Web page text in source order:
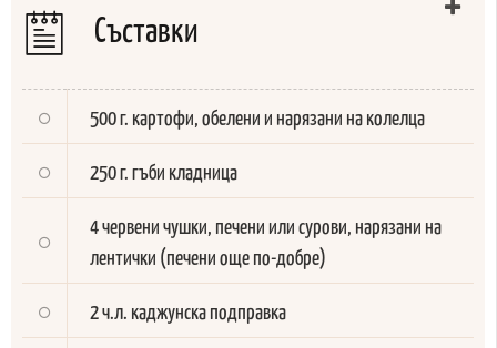
Съставки
500 г. картофи, обелени и нарязани на колелца
250 г. гъби кладница
4 червени чушки, печени или сурови, нарязани на
лентички (печени още по-добре)
2 ч.л. каджунска подправка